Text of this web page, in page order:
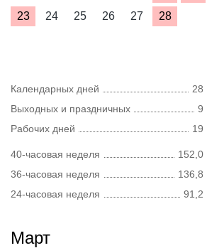
23
24 25 26 27 28
Календарных дней
28
Выходных и праздничных
9
Рабочих дней
19
40-часовая неделя
152,0
36-часовая неделя
136,8
24-часовая неделя
91,2
Март